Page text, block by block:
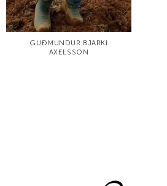
GUÐMUNDUR BJARKI
AXELSSON